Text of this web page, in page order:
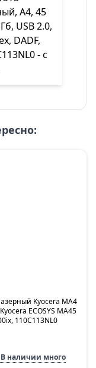
A4, 45
USB 2.0,
DADF,
- с
Kyocera MA4
ECOSYS MA45
110C113NL0
В наличии много